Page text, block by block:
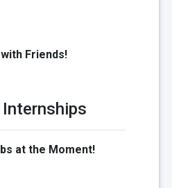
Friends!
at the Moment!